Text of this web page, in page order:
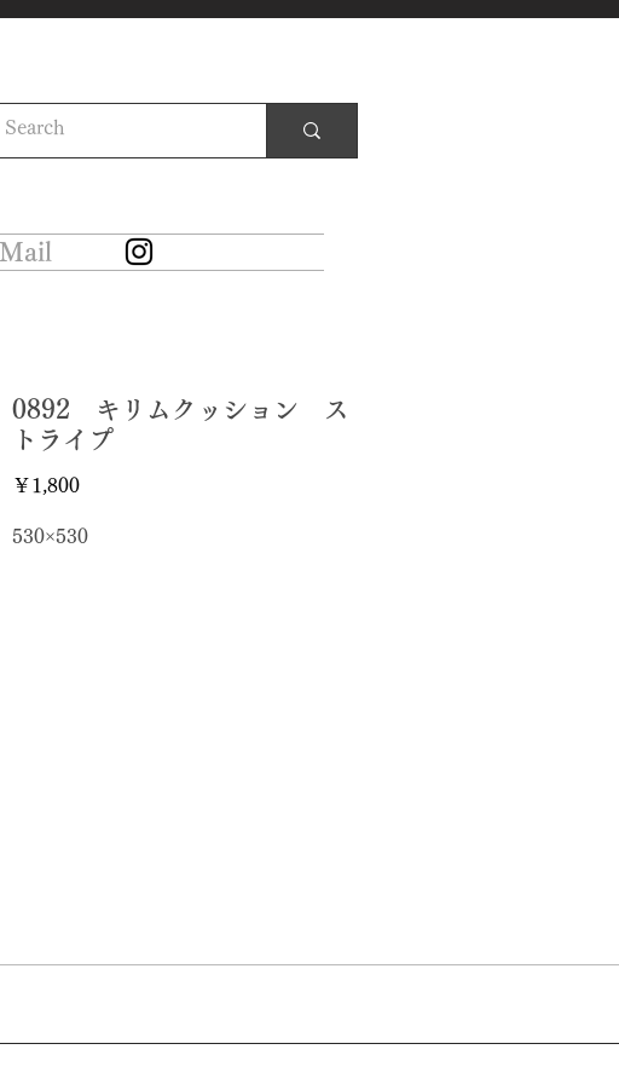
Mail
0892 キリムクッション ス
トライプ
￥1,800価
530×530